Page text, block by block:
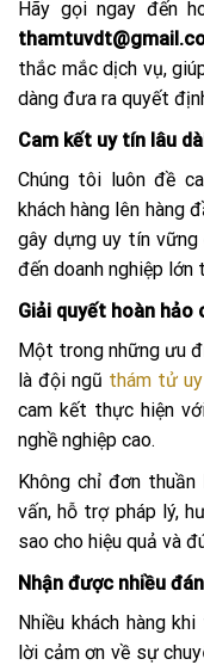
Hãy gọi ngay đến
thắc mắc dịch vụ,
dàng đưa ra quyết
Cam kết uy tín lâu
Chúng tôi luôn đề
khách hàng lên hàng
gây dựng uy tín vững
đến doanh nghiệp lớn
Giải quyết hoàn hảo
Một trong những ưu
là đội ngũ thám tử
cam kết thực hiện
nghề nghiệp cao.
Không chỉ đơn
vấn, hỗ trợ pháp lý,
sao cho hiệu quả và
Nhận được nhiều
Nhiều khách hàng
lời cảm ơn về sự